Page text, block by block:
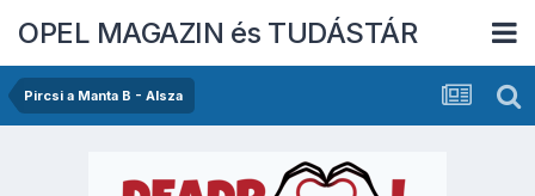
OPEL MAGAZIN és TUDÁSTÁR
Pircsi a Manta B - Alsza